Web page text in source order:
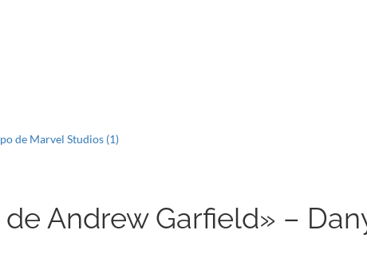
de Marvel Studios (1)
Andrew Garfield» –